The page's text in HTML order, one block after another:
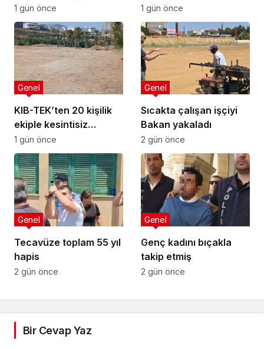
anlatmalıyız”
1 gün önce
Başlıyor
1 gün önce
KIB-TEK’ten 20 kişilik
ekiple kesintisiz
temizlik
Genel
1 gün önce
Sıcakta çalışan işçiyi
Bakan yakaladı
Genel
2 gün önce
Tecavüze toplam 55 yıl
hapis
Genel
2 gün önce
Genç kadını bıçakla
takip etmiş
Genel
2 gün önce
Bir Cevap Yaz